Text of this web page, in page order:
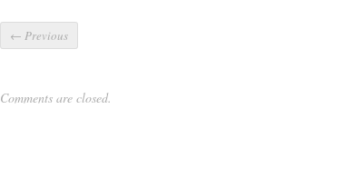
← Previous
Comments are closed.